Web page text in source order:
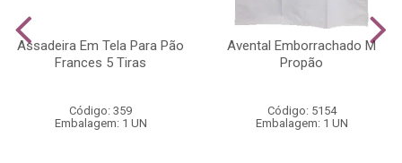
Assadeira Em Tela Para Pão
Frances 5 Tiras
Código: 359
Embalagem: 1 UN
Avental Emborrachado M
Propão
Código: 5154
Embalagem: 1 UN